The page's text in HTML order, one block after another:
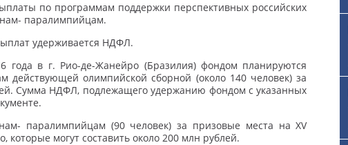
по программам поддержки перспективных российских
паралимпийцам.
удерживается НДФЛ.
в г. Рио-де-Жанейро (Бразилия) фондом планируются
олимпийской сборной (около 140 человек) за
Сумма НДФЛ, подлежащего удержанию фондом с указанных
паралимпийцам (90 человек) за призовые места на XV
могут составить около 200 млн рублей.